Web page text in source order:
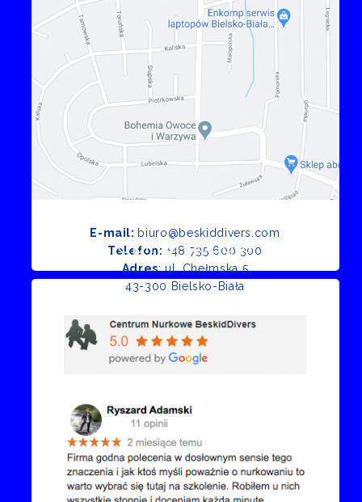
E-mail: biuro@beskiddivers.com
Telefon: +48 735 600 300
Adres: ul. Chełmska 5
43-300 Bielsko-Biała
Opinie Google